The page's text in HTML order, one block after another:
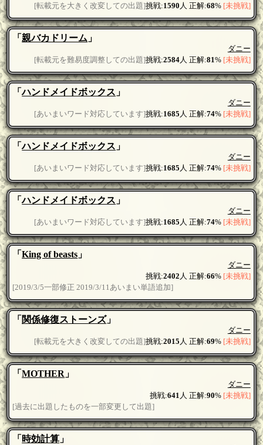
挑戦:1590 人 正解:68% [未挑戦]
[転載元を大きく改変しての出題]
「親バカドリーム 」
ダニー
挑戦:2584人 正解:81% [未挑戦]
[転載元を難易度調整しての出題]
「ハンドメイドボックス 」
ダニー
挑戦:1685 人 正解:74% [未挑戦]
[あいまいワード対応しています]
「ハンドメイドボックス 」
ダニー
挑戦:1685 人 正解:74% [未挑戦]
[あいまいワード対応しています]
「ハンドメイドボックス 」
ダニー
挑戦:1685 人 正解:74% [未挑戦]
[あいまいワード対応しています]
「King of beasts 」
ダニー
挑戦:2402 人 正解:66% [未挑戦]
[2019/3/5一部修正 2019/3/11あいまい単語追加]
「 関係修復ストーンズ」
ダニー
挑戦:2015 人 正解:69% [未挑戦]
[転載元を大きく改変しての出題]
「MOTHER 」
ダニー
挑戦:641 人 正解:90% [未挑戦]
[過去に出題したものを一部変更して出題]
「 時効計算 」